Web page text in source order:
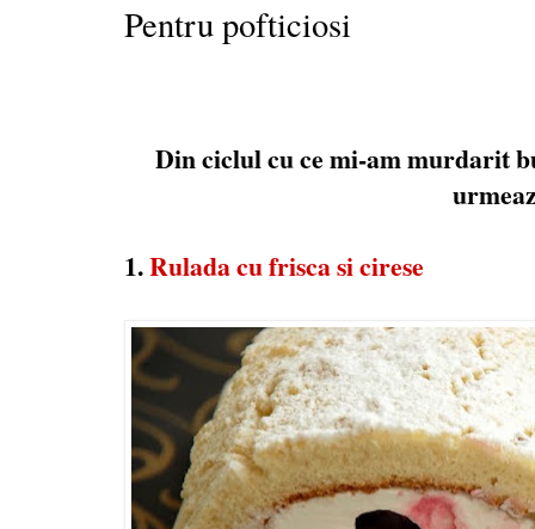
Pentru pofticiosi
Din ciclul cu ce mi-am murdarit
1.Rulada cu frisca si cirese